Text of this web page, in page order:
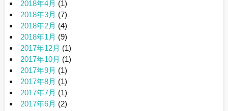
2018年4月 (1)
2018年3月 (7)
2018年2月 (4)
2018年1月 (9)
2017年12月 (1)
2017年10月 (1)
2017年9月 (1)
2017年8月 (1)
2017年7月 (1)
2017年6月 (2)